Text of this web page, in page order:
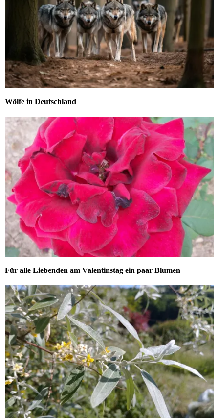
Wölfe in Deutschland
Für alle Liebenden am Valentinstag ein paar Blumen